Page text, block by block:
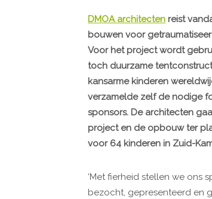
DMOA architecten reist
bouwen voor
Voor het project wordt
toch duurzame
kansarme kinderen
verzamelde zelf de nodige
sponsors. ​​De architecten
project en de opbouw ter
voor 64 kinderen in Zuid-
‘Met fierheid stellen we ons
bezocht, gepresenteerd en